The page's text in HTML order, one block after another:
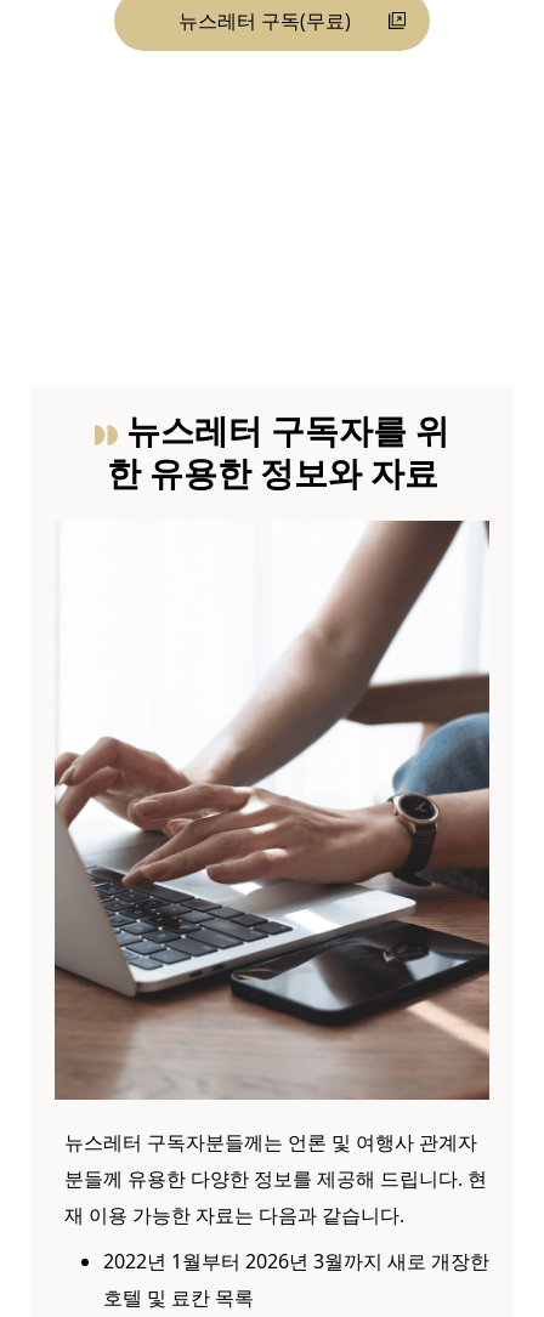
뉴스레터 구독(무료)
뉴스레터 구독자를 위
한 유용한 정보와 자료
뉴스레터 구독자분들께는 언론 및 여행사 관계자
분들께 유용한 다양한 정보를 제공해 드립니다. 현
재 이용 가능한 자료는 다음과 같습니다.
2022년 1월부터 2026년 3월까지 새로 개장한
호텔 및 료칸 목록